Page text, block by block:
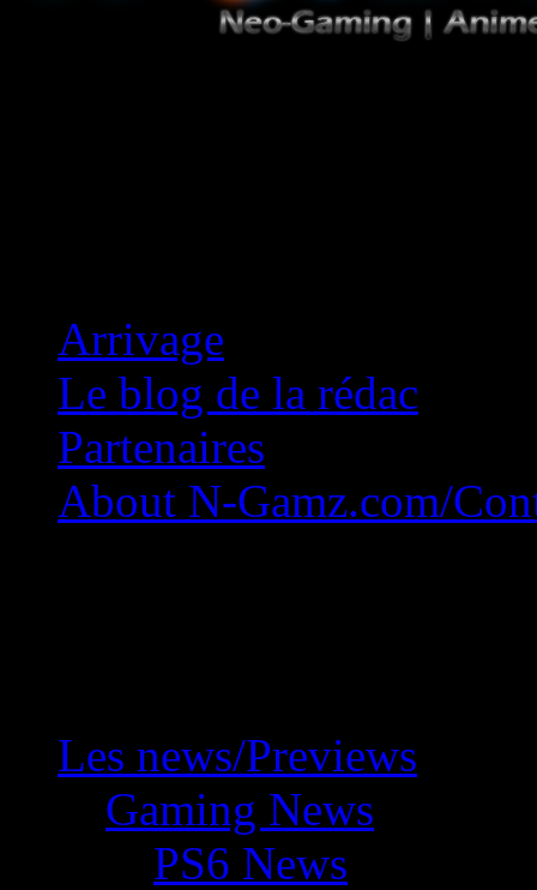
Arrivage
Le blog de la rédac
Partenaires
About N-Gamz.com/
Les news/Previews
Gaming News
PS6 News